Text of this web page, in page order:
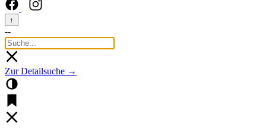
↑
--
Zur Detailsuche →